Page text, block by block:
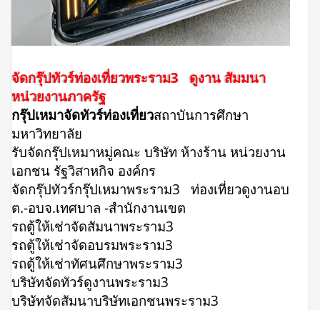
จัดกรุ๊ปทัวร์ท่องเที่ยวพระราม3 ดูงาน สัมมนา
หน่วยงานภาครัฐ
กรุ๊ปเหมาจัดทัวร์ท่องเที่ยวสถาบันการศึกษา
มหาวิทยาลัย
รับจัดกรุ๊ปเหมาหมู่คณะ บริษัท ห้างร้าน หน่วยงาน
เอกชน รัฐวิสาหกิจ องค์กร
จัดกรุ๊ปทัวร์กรุ๊ปเหมาพระราม3 ท่องเที่ยวดูงานอบ
ต.-อบจ.เทศบาล -สำนักงานเขต
รถตู้ให้เช่าจัดสัมนาพระราม3
รถตู้ให้เช่าจัดอบรมพระราม3
รถตู้ให้เช่าทัศนศึกษาพระราม3
บริษัทจัดทัวร์ดูงานพระราม3
บริษัทจัดสัมนาบริษัทเอกชนพระราม3